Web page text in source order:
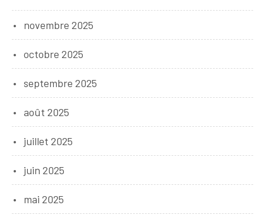
novembre 2025
octobre 2025
septembre 2025
août 2025
juillet 2025
juin 2025
mai 2025